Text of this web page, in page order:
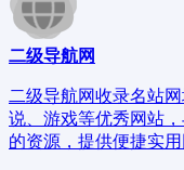
二级导航网
二级导航网收录名站
说、游戏等优秀网站
的资源，提供便捷实